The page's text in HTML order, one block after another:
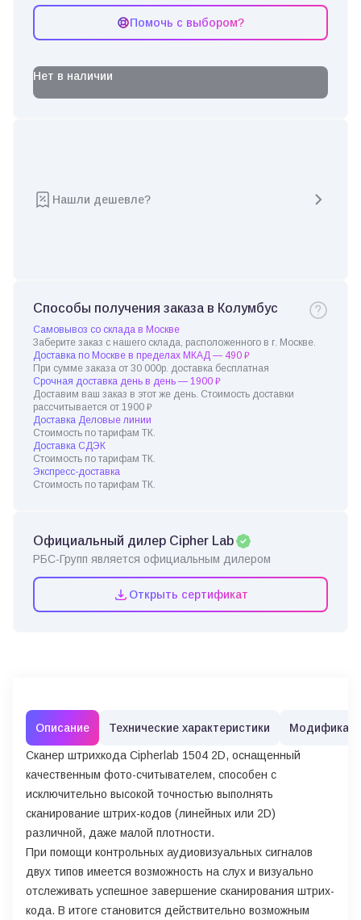
Помочь с выбором?
Нет в наличии
Нашли дешевле?
Способы получения заказа в Колумбус
Самовывоз со склада в Москве
Заберите заказ с нашего склада, расположенного в г. Москве.
Доставка по Москве в пределах МКАД — 490 ₽
При сумме заказа от 30 000р. доставка бесплатная
Срочная доставка день в день — 1900 ₽
Доставим ваш заказ в этот же день. Стоимость доставки
рассчитывается от 1900 ₽
Доставка Деловые линии
Стоимость по тарифам ТК.
Доставка СДЭК
Стоимость по тарифам ТК.
Экспресс-доставка
Стоимость по тарифам ТК.
Официальный дилер Cipher Lab
РБС-Групп является официальным дилером
Открыть сертификат
Описание Технические характеристики
Сканер штрихкода Cipherlab 1504 2D, оснащенный
качественным фото-считывателем, способен с
исключительно высокой точностью выполнять
сканирование штрих-кодов (линейных или 2D)
различной, даже малой плотности.
При помощи контрольных аудиовизуальных сигналов
двух типов имеется возможность на слух и визуально
отслеживать успешное завершение сканирования штрих-
кода. В итоге становится действительно возможным